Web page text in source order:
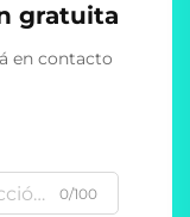
gratuita
en contacto
0/100